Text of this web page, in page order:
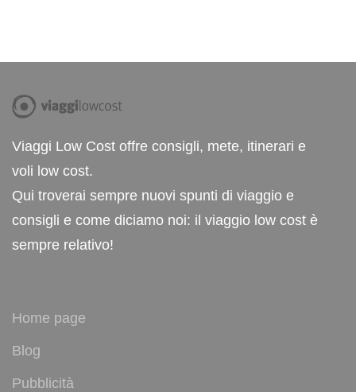
Viaggi Low Cost offre consigli, mete, itinerari e
voli low cost.
Qui troverai sempre nuovi spunti di viaggio e
consigli e come diciamo noi: il viaggio low cost è
sempre relativo!
Home page
Blog
Pubblicità